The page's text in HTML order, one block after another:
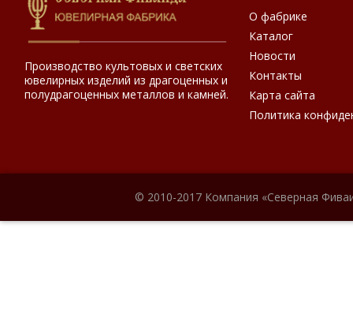
Производство культовых и светских
ювелирных изделий из драгоценных и
полудрагоценных металлов и камней.
О фабрике
Каталог
Новости
Контакты
Карта сайта
Политика
© 2010-2017 Компания «Северная